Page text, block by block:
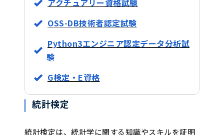
アクチュアリー資格試験
OSS-DB技術者認定試験
Python3エンジニア認定データ分析試
験
G検定・E資格
統計検定
統計検定は、統計学に関する知識やスキルを証明